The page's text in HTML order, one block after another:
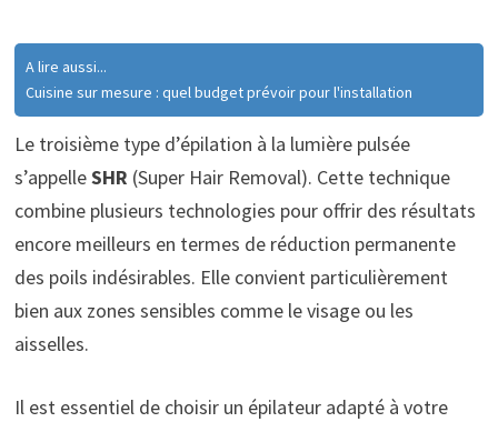
A lire aussi...
Cuisine sur mesure : quel budget prévoir pour l'installation
Le troisième type d’épilation à la lumière pulsée
s’appelleSHR (Super Hair Removal). Cette technique
combine plusieurs technologies pour offrir des résultats
encore meilleurs en termes de réduction permanente
des poils indésirables. Elle convient particulièrement
bien aux zones sensibles comme le visage ou les
aisselles.
Il est essentiel de choisir un épilateur adapté à votre